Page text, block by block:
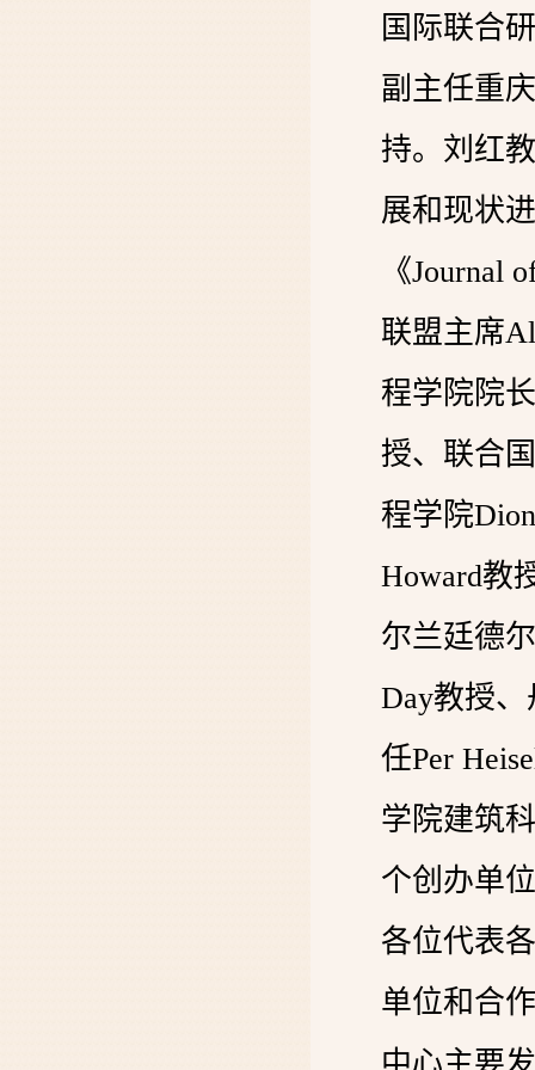
国际联合
副主任重
持。刘红
展和现状
《Journal
联盟主席
程学院院
授、联合
程学院
Howard教
尔兰廷德
Day教授
任Per
学院建筑
个创办单
各位代表
单位和合